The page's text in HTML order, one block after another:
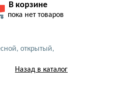
В корзине
пока нет товаров
открытый,
Назад в каталог